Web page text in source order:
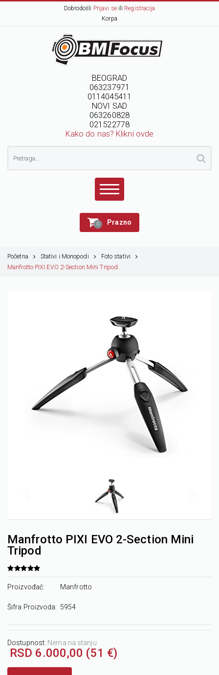
Dobrodošli Prijavi seili Registracija
Korpa
BEOGRAD
063237971
0114045411
NOVI SAD
063260828
021522778
Kako do nas? Klikni ovde
0 Prazno
Početna Stativi i Monopodi
Foto stativi
Manfrotto PIXI EVO 2-Section Mini Tripod
Manfrotto PIXI EVO 2-Section Mini
Tripod
Proizvođač: Manfrotto
Šifra Proizvoda: 5954
Dostupnost: Nema na stanju
RSD 6.000,00 (51 €)